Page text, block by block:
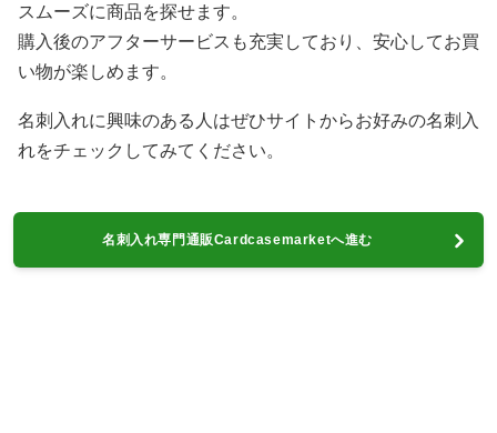
スムーズに商品を探せます。
購入後のアフターサービスも充実しており、安心してお買
い物が楽しめます。
名刺入れに興味のある人はぜひサイトからお好みの名刺入
れをチェックしてみてください。
名刺入れ専門通販Cardcasemarketへ進む